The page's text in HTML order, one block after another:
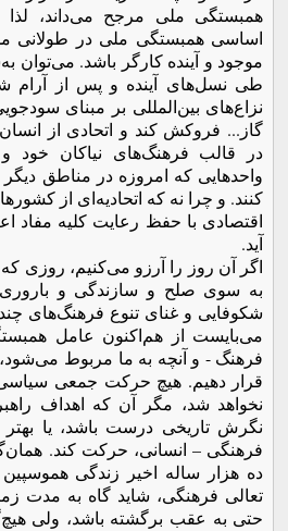
همبستگی ملی مرجح می‌­داند، لذا
اساسی همبستگی ملی در
موجود و آینده کارگر باشد. می‌توان
طی نسل‌های آینده و پس از آرام
نزاع‌های بین‌­المللی بر مبنای
گاز... فروکش کند و اتحادی از
در قالب فرهنگ‌های نیاکان خود
واحدهایی که امروزه در مناطق
کنند. و چرا نه که اتحادیه‌ای از
اقتصادی با حفظ رعایت کلیه مفاد
آید.
اگر آن روز را آرزو می‌­کنیم، روزی که
به سوی صلح و سازندگی و باروری
شکوفایی و غنای تنوع فرهنگ‌های
می­‌بایست از هم‌اکنون عامل
فرهنگ - و آنچه به ما مربوط
قرار دهیم. هیچ حرکت جمعی سیاسی-
نخواهد شد، مگر آن که اهداف
نگرش تاریخی درست باشد، یا
فرهنگی – انسانی، حرکت کند.
ده هزار ساله اخیر زندگی
تعالی فرهنگی، شاید گاه به مدت
حتی به عقب برگشته باشد، ولی